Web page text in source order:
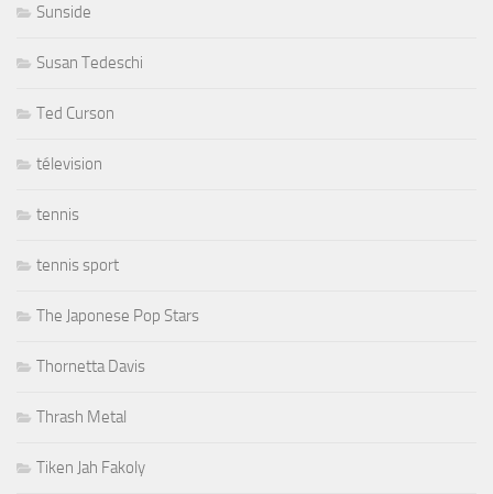
Sunside
Susan Tedeschi
Ted Curson
télevision
tennis
tennis sport
The Japonese Pop Stars
Thornetta Davis
Thrash Metal
Tiken Jah Fakoly